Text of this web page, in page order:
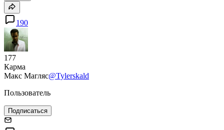
190
177
Карма
Макс Магляс@Tylerskald
Пользователь
Подписаться